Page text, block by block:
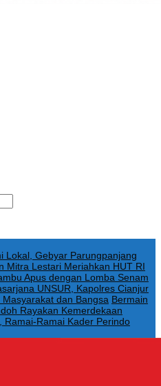
Lokal, Gebyar Parungpanjang
Mitra Lestari Meriahkan HUT RI
Apus dengan Lomba Senam
UNSUR, Kapolres Cianjur
dan Bangsa Bermain
Rayakan Kemerdekaan
Ramai-Ramai Kader Perindo